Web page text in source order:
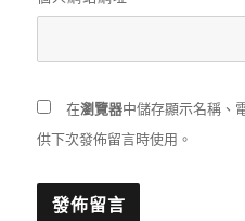
在瀏覽器中儲存顯示名稱、
供下次發佈留言時使用。